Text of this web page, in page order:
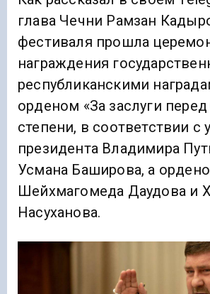
глава Чечни Рамзан
фестиваля прошла
награждения
республиканскими
орденом «За заслуги
степени, в соответствии с
президента Владимира
Усмана Баширова, а
Шейхмагомеда Даудова и
Насуханова.